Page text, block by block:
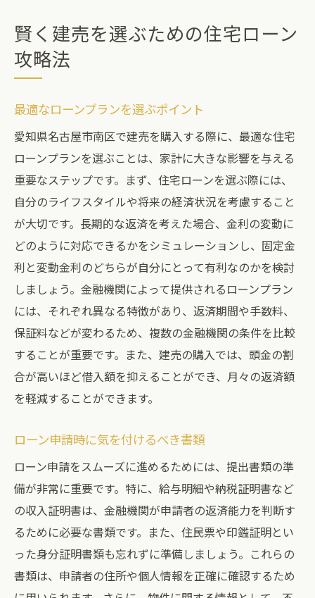
賢く建売を選ぶための住宅ローン
攻略法
最適なローンプランを選ぶポイント
愛知県名古屋市南区で建売を購入する際に、最適な住宅
ローンプランを選ぶことは、家計に大きな影響を与える
重要なステップです。まず、住宅ローンを選ぶ際には、
自分のライフスタイルや将来の経済状況を考慮すること
が大切です。長期的な返済を考えた場合、金利の変動に
どのように対応できるかをシミュレーションし、固定金
利と変動金利のどちらが自分にとって有利なのかを検討
しましょう。金融機関によって提供されるローンプラン
には、それぞれ異なる特徴があり、返済期間や手数料、
保証料などが変わるため、複数の金融機関の条件を比較
することが重要です。また、建売の購入では、頭金の割
合が高いほど借入額を抑えることができ、月々の返済額
を軽減することができます。
ローン申請時に気を付けるべき書類
ローン申請をスムーズに進めるためには、提出書類の準
備が非常に重要です。特に、給与明細や納税証明書など
の収入証明書は、金融機関が申請者の返済能力を判断す
るために必要な書類です。また、住民票や印鑑証明とい
った身分証明書類も忘れずに準備しましょう。これらの
書類は、申請者の住所や個人情報を正確に確認するため